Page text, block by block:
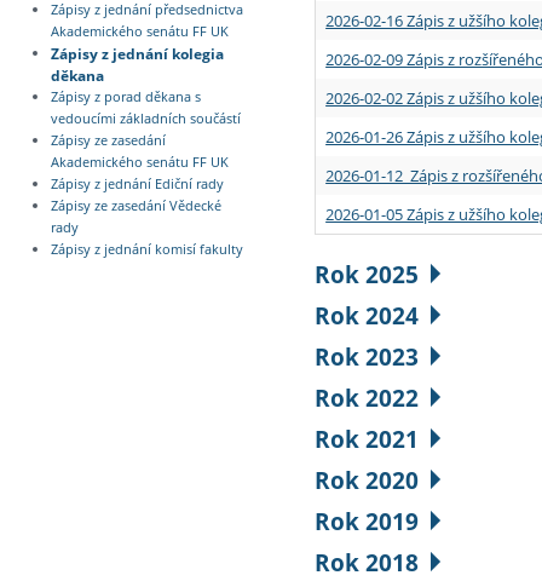
Zápisy z jednání předsednictva
Akademického senátu FF UK
Zápisy z jednání kolegia
děkana
Zápisy z porad děkana s
vedoucími základních součástí
Zápisy ze zasedání
Akademického senátu FF UK
Zápisy z jednání Ediční rady
Zápisy ze zasedání Vědecké
rady
Zápisy z jednání komisí fakulty
2026-02-16 Zápis z užšího
2026-02-09 Zápis z
2026-02-02 Zápis z užšího
2026-01-26 Zápis z užšího
2026-01-12 Zápis z
2026-01-05 Zápis z užšího
Rok 2025
Rok 2024
Rok 2023
Rok 2022
Rok 2021
Rok 2020
Rok 2019
Rok 2018